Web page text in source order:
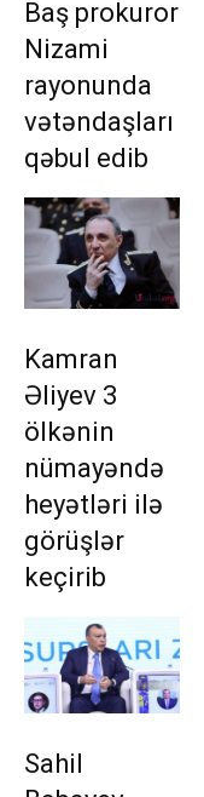
Baş prokuror
Nizami
rayonunda
vətəndaşları
qəbul edib
Kamran
Əliyev 3
ölkənin
nümayəndə
heyətləri ilə
görüşlər
keçirib
Sahil